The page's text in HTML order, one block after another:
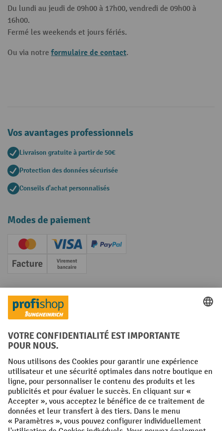
Du lundi au jeudi de 09h00 à 17h00, vendredi de 09h00 à
16h00.
Fermé les weekends et jours fériés.
Ou via notre formulaire de contact.
Vos avantages professionnels
Livraison gratuite à partir de 50€
Protection des données sécurisée
Conseils d'achat personnalisés
Modes de paiement
Creditcard (Master)Creditcard (Visa)
PayPal
Facture Paiement anticipé
Réseaux sociaux
Facebook
YouTube
LinkedInInstagram
Conditions générales Mentions légales
Protection des Données Politique de cookies
All prices excl. VAT plusshipping costsand possible delivery charges,
if not stated otherwise.